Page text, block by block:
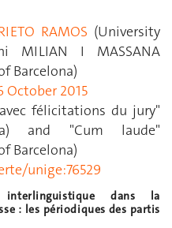
RAMOS (University
MILIAN I MASSANA
Barcelona)
October 2015
félicitations du jury"
and "Cum laude"
Barcelona)
unige:76529
dans la
: les périodiques des partis